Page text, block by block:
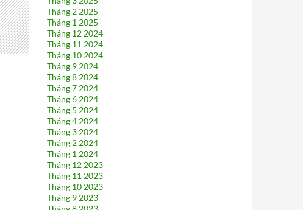
Tháng 2 2025
Tháng 1 2025
Tháng 12 2024
Tháng 11 2024
Tháng 10 2024
Tháng 9 2024
Tháng 8 2024
Tháng 7 2024
Tháng 6 2024
Tháng 5 2024
Tháng 4 2024
Tháng 3 2024
Tháng 2 2024
Tháng 1 2024
Tháng 12 2023
Tháng 11 2023
Tháng 10 2023
Tháng 9 2023